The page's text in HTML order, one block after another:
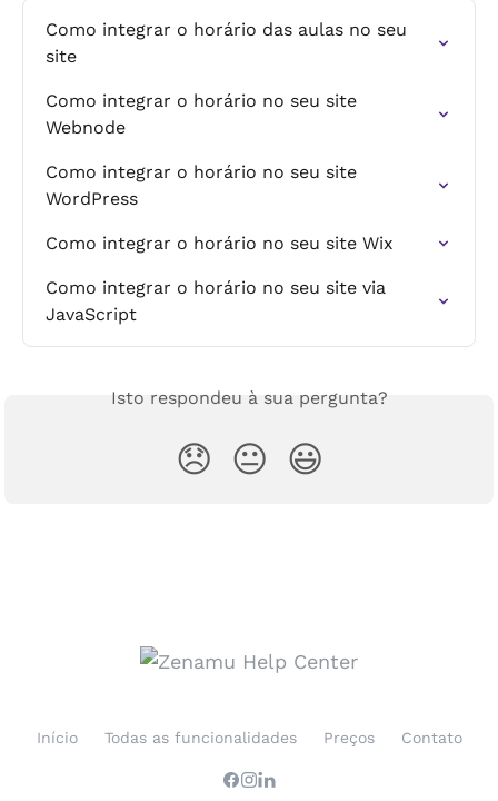
Como integrar o horário das aulas no seu
site
Como integrar o horário no seu site
Webnode
Como integrar o horário no seu site
WordPress
Como integrar o horário no seu site Wix
Como integrar o horário no seu site via
JavaScript
Isto respondeu à sua pergunta?
😞 😐 😃
Início Todas as funcionalidades Preços Contato